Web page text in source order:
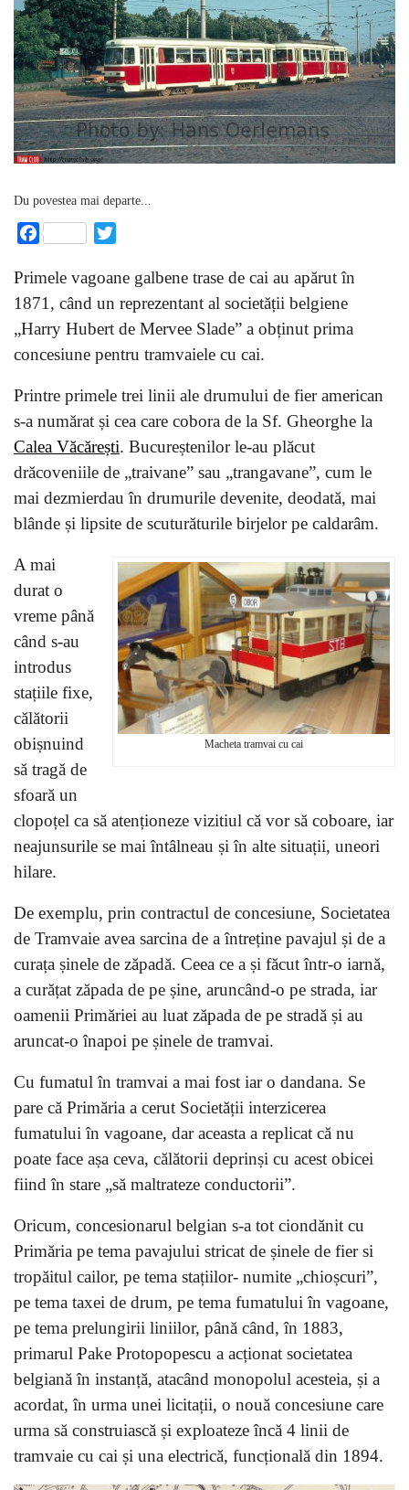
Du povestea mai departe...
Facebook
Primele vagoane galbene trase de cai au apărut în
1871, când un reprezentant al societății belgiene
„Harry Hubert de Mervee Slade” a obținut prima
concesiune pentru tramvaiele cu cai.
Printre primele trei linii ale drumului de fier american
s-a numărat și cea care cobora de la Sf. Gheorghe la
Calea Văcărești. Bucureștenilor le-au plăcut
drăcoveniile de „traivane” sau „trangavane”, cum le
mai dezmierdau în drumurile devenite, deodată, mai
blânde și lipsite de scuturăturile birjelor pe caldarâm.
Macheta tramvai cu cai
A mai
durat o
vreme până
când s-au
introdus
stațiile fixe,
călătorii
obișnuind
să tragă de
sfoară un
clopoțel ca să atenționeze vizitiul că vor să coboare, iar
neajunsurile se mai întâlneau și în alte situații, uneori
hilare.
De exemplu, prin contractul de concesiune, Societatea
de Tramvaie avea sarcina de a întreține pavajul și de a
curața șinele de zăpadă. Ceea ce a și făcut într-o iarnă,
a curățat zăpada de pe șine, aruncând-o pe strada, iar
oamenii Primăriei au luat zăpada de pe stradă și au
aruncat-o înapoi pe șinele de tramvai.
Cu fumatul în tramvai a mai fost iar o dandana. Se
pare că Primăria a cerut Societății interzicerea
fumatului în vagoane, dar aceasta a replicat că nu
poate face așa ceva, călătorii deprinși cu acest obicei
fiind în stare „să maltrateze conductorii”.
Oricum, concesionarul belgian s-a tot ciondănit cu
Primăria pe tema pavajului stricat de șinele de fier si
tropăitul cailor, pe tema stațiilor- numite „chioșcuri”,
pe tema taxei de drum, pe tema fumatului în vagoane,
pe tema prelungirii liniilor, până când, în 1883,
primarul Pake Protopopescu a acționat societatea
belgiană în instanță, atacând monopolul acesteia, și a
acordat, în urma unei licitații, o nouă concesiune care
urma să construiască și exploateze încă 4 linii de
tramvaie cu cai și una electrică, funcțională din 1894.